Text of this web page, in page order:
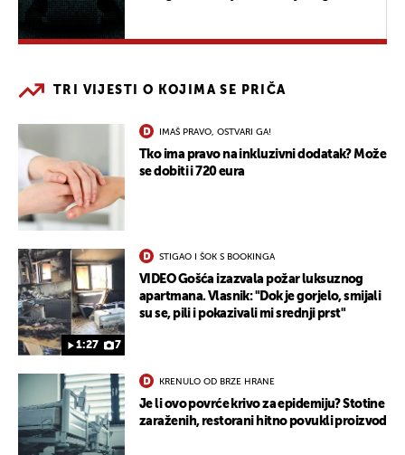
TRI VIJESTI O KOJIMA SE PRIČA
IMAŠ PRAVO, OSTVARI GA!
Tko ima pravo na inkluzivni dodatak? Može
se dobiti i 720 eura
1:27 7
STIGAO I ŠOK S BOOKINGA
VIDEO Gošća izazvala požar luksuznog
apartmana. Vlasnik: "Dok je gorjelo, smijali
su se, pili i pokazivali mi srednji prst"
KRENULO OD BRZE HRANE
Je li ovo povrće krivo za epidemiju? Stotine
zaraženih, restorani hitno povukli proizvod